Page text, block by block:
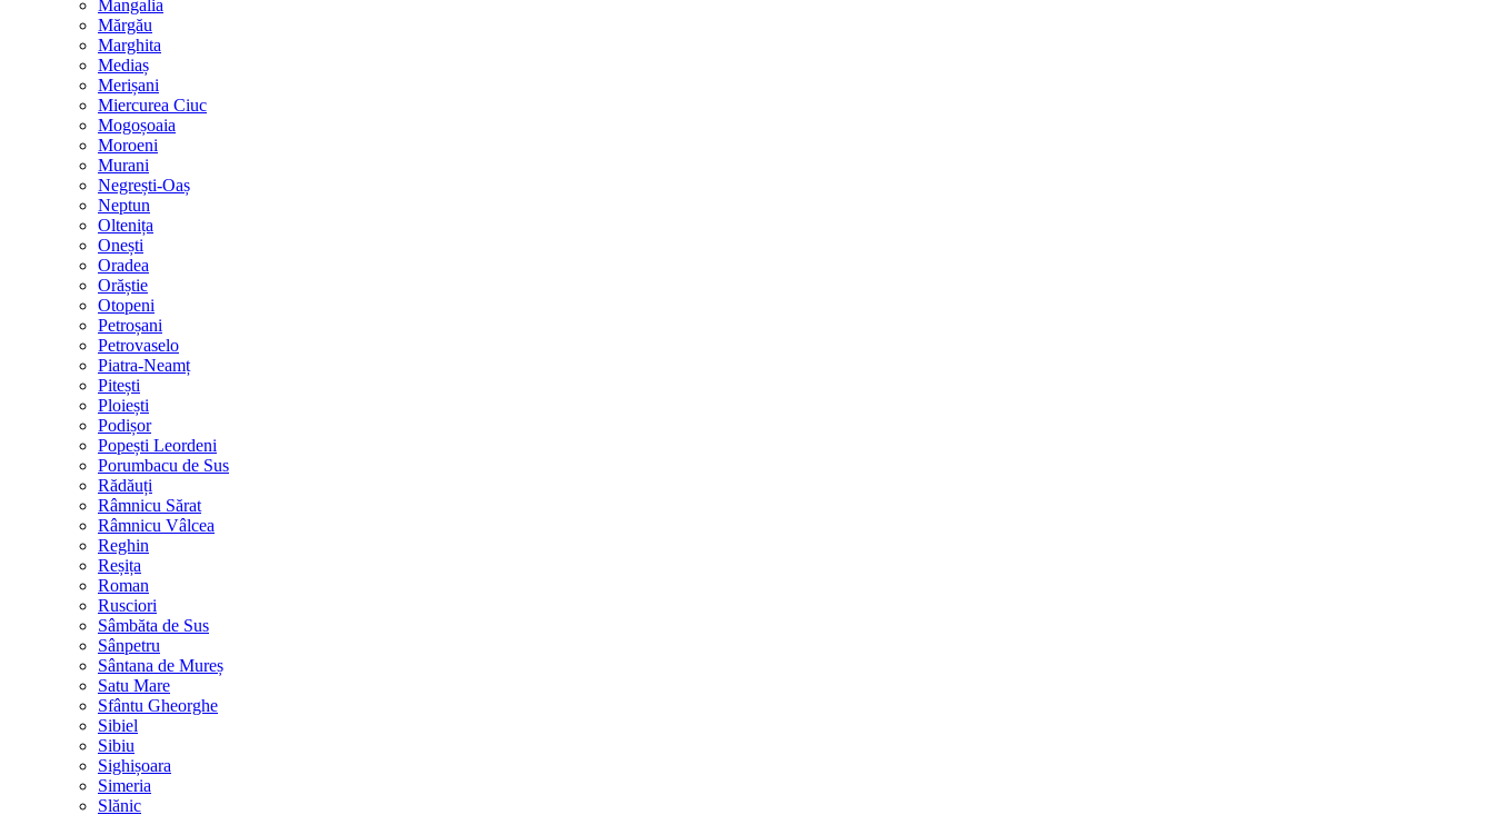
Mangalia
Mărgău
Marghita
Mediaș
Merișani
Miercurea Ciuc
Mogoșoaia
Moroeni
Murani
Negrești-Oaș
Neptun
Oltenița
Onești
Oradea
Orăștie
Otopeni
Petroșani
Petrovaselo
Piatra-Neamț
Pitești
Ploiești
Podișor
Popești Leordeni
Porumbacu de Sus
Rădăuți
Râmnicu Sărat
Râmnicu Vâlcea
Reghin
Reșița
Roman
Rusciori
Sâmbăta de Sus
Sânpetru
Sântana de Mureș
Satu Mare
Sfântu Gheorghe
Sibiel
Sibiu
Sighișoara
Simeria
Slănic